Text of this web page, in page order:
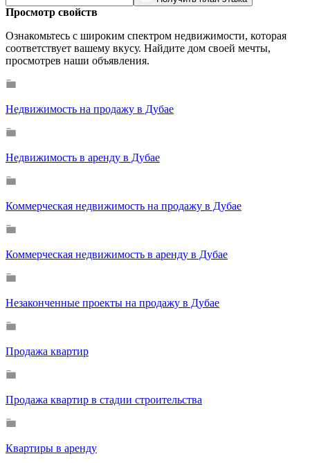
Просмотр свойств
Ознакомьтесь с широким спектром недвижимости, которая
соответствует вашему вкусу. Найдите дом своей мечты,
просмотрев наши объявления.
Недвижимость на продажу в Дубае
Недвижимость в аренду в Дубае
Коммерческая недвижимость на продажу в Дубае
Коммерческая недвижимость в аренду в Дубае
Незаконченные проекты на продажу в Дубае
Продажа квартир
Продажа квартир в стадии строительства
Квартиры в аренду